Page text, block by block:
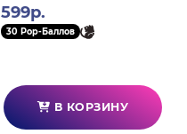
599р.
30 Pop-Баллов
В КОРЗИНУ